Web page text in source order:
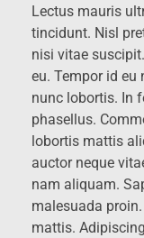
Lectus mauris
tincidunt. Nisl
nisi vitae
eu. Tempor id eu
nunc lobortis. In
phasellus.
lobortis mattis
auctor neque
nam aliquam.
malesuada
mattis.